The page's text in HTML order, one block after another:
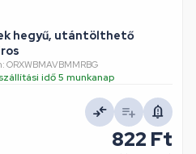
hegyű, utántölthető
ORXWBMAVBMMRBG
idő 5 munkanap
822 Ft